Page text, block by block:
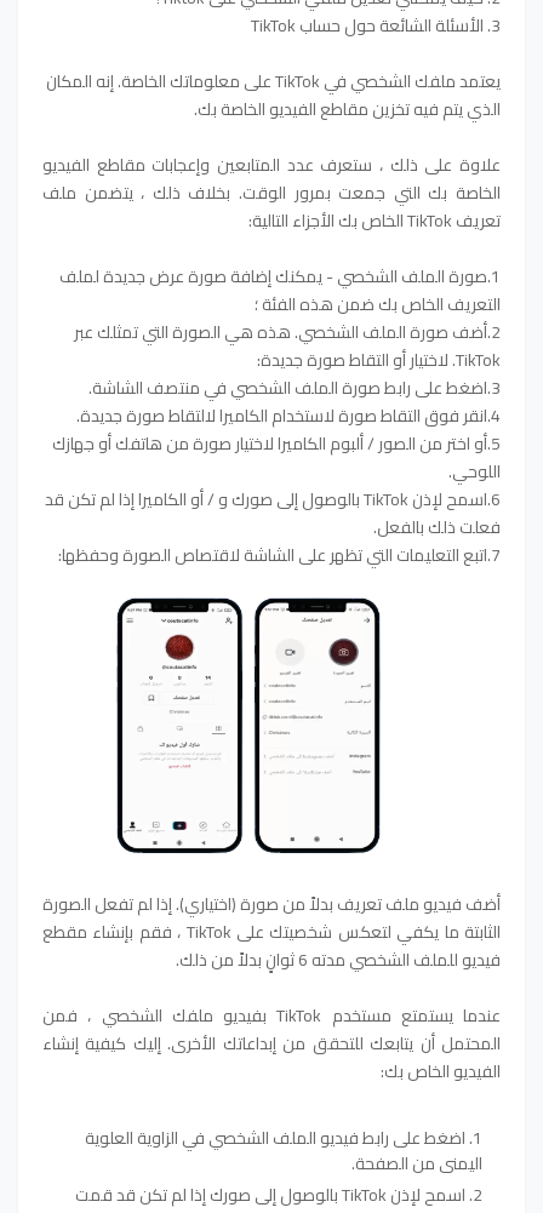
3. الأسئلة الشائعة حول حساب TikTok
يعتمد ملفك الشخصي في TikTok على معلوماتك الخاصة. إنه المكان
الذي يتم فيه تخزين مقاطع الفيديو الخاصة بك.
علاوة على ذلك ، ستعرف عدد المتابعين وإعجابات مقاطع الفيديو
الخاصة بك التي جمعت بمرور الوقت. بخلاف ذلك ، يتضمن ملف
تعريف TikTok الخاص بك الأجزاء التالية:
1.صورة الملف الشخصي - يمكنك إضافة صورة عرض جديدة لملف
التعريف الخاص بك ضمن هذه الفئة ؛
2.أضف صورة الملف الشخصي. هذه هي الصورة التي تمثلك عبر
TikTok. لاختيار أو التقاط صورة جديدة:
3.اضغط على رابط صورة الملف الشخصي في منتصف الشاشة.
4.انقر فوق التقاط صورة لاستخدام الكاميرا لالتقاط صورة جديدة.
5.أو اختر من الصور / ألبوم الكاميرا لاختيار صورة من هاتفك أو جهازك
اللوحي.
6.اسمح لإذن TikTok بالوصول إلى صورك و / أو الكاميرا إذا لم تكن قد
فعلت ذلك بالفعل.
7.اتبع التعليمات التي تظهر على الشاشة لاقتصاص الصورة وحفظها:
أضف فيديو ملف تعريف بدلاً من صورة (اختياري). إذا لم تفعل الصورة
الثابتة ما يكفي لتعكس شخصيتك على TikTok ، فقم بإنشاء مقطع
فيديو للملف الشخصي مدته 6 ثوانٍ بدلاً من ذلك.
عندما يستمتع مستخدم TikTok بفيديو ملفك الشخصي ، فمن
المحتمل أن يتابعك للتحقق من إبداعاتك الأخرى. إليك كيفية إنشاء
الفيديو الخاص بك:
اضغط على رابط فيديو الملف الشخصي في الزاوية العلوية
اليمنى من الصفحة.
اسمح لإذن TikTok بالوصول إلى صورك إذا لم تكن قد قمت